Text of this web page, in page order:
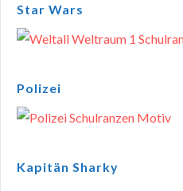
Star Wars
Polizei
Kapitän Sharky